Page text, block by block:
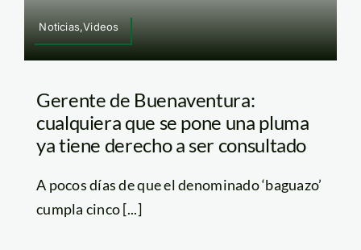
Noticias,Videos
Gerente de Buenaventura:
cualquiera que se pone una pluma
ya tiene derecho a ser consultado
A pocos días de que el denominado ‘baguazo’
cumpla cinco [...]